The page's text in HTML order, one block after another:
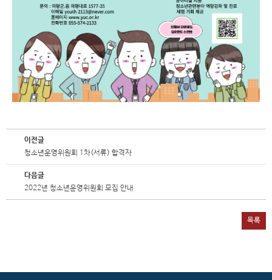
이전글
청소년운영위원회 1차(서류) 합격자
다음글
2022년 청소년운영위원회 모집 안내
목록